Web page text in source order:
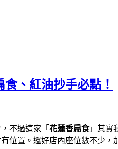
、紅油抄手必點！
不過這家「 花蓮香扁食」其實
置。還好店內座位數不少